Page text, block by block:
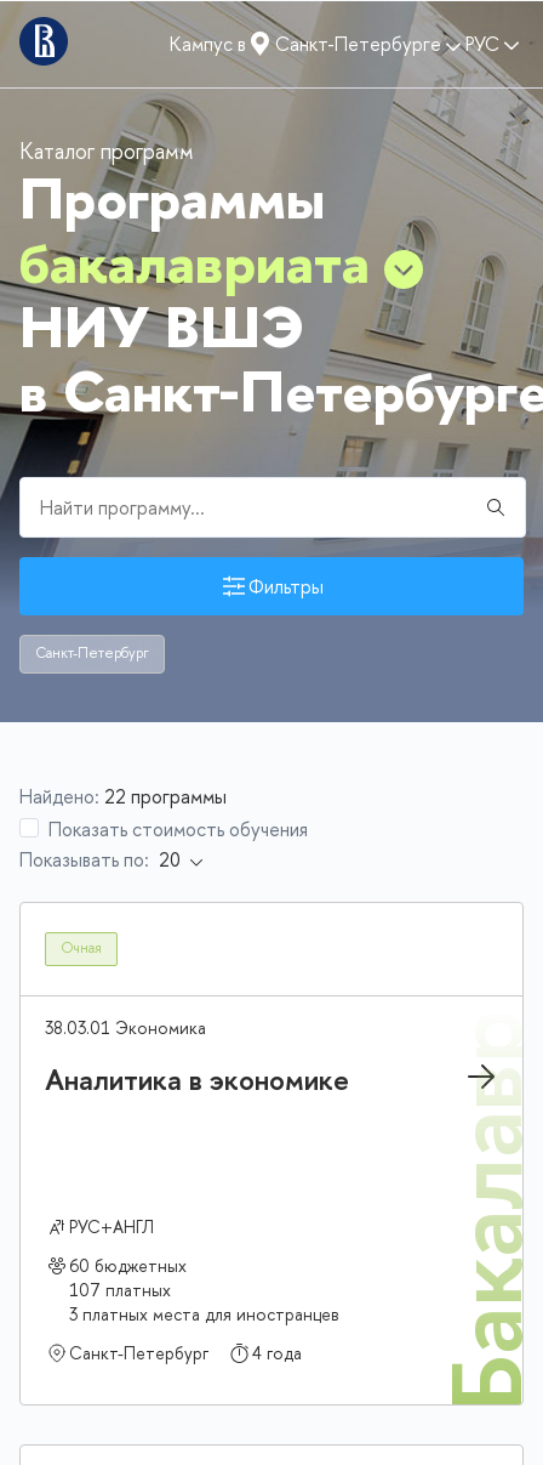
Кампус в Санкт-Петербурге РУС
Каталог программ
Программы
бакалавриата
НИУ ВШЭ
в Санкт-
Фильтры
Санкт-Петербург
Найдено: 22 программы
Показать стоимость обучения
Показывать по:
Очная
38.03.01 Экономика
Аналитика в экономике
РУС+АНГЛ
60 бюджетных
107 платных
3 платных места для иностранцев
Санкт-Петербург
4 года